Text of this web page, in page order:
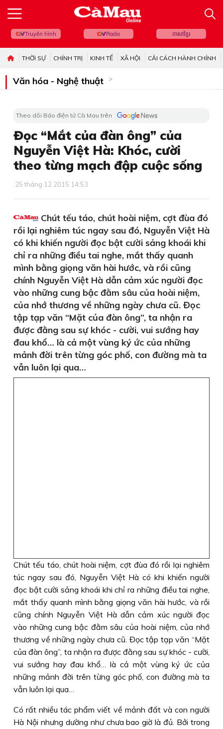
Truyền hình Radio ភាសាខ្មែរ
THỜI SỰ CHÍNH TRỊ KINH TẾ XÃ HỘI CẢI CÁCH HÀNH CHÍNH
Văn hóa - Nghệ thuật
Theo dõi Báo điện tử Cà Mau trên
Đọc “Mắt của đàn ông” của
Nguyễn Việt Hà: Khóc, cười
theo từng mạch đập cuộc sống
25 tháng 12 2015 14:53
Chút tếu táo, chút hoài niệm, cợt đùa đó
rồi lại nghiêm túc ngay sau đó, Nguyễn Việt Hà
có khi khiến người đọc bật cười sảng khoái khi
chỉ ra những điều tai nghe, mắt thấy quanh
mình bằng giọng văn hài hước, và rồi cũng
chính Nguyễn Việt Hà dẫn cảm xúc người đọc
vào những cung bậc đằm sâu của hoài niệm,
của nhớ thương về những ngày chưa cũ. Đọc
tập tạp văn “Mặt của đàn ông”, ta nhận ra
được đằng sau sự khóc - cười, vui sướng hay
đau khổ… là cả một vùng ký ức của những
mảnh đời trên từng góc phố, con đường mà ta
vẫn luôn lại qua…
Chút tếu táo, chút hoài niệm, cợt đùa đó rồi lại nghiêm
túc ngay sau đó, Nguyễn Việt Hà có khi khiến người
đọc bật cười sảng khoái khi chỉ ra những điều tai nghe,
mắt thấy quanh mình bằng giọng văn hài hước, và rồi
cũng chính Nguyễn Việt Hà dẫn cảm xúc người đọc
vào những cung bậc đằm sâu của hoài niệm, của nhớ
thương về những ngày chưa cũ. Đọc tập tạp văn “Mặt
của đàn ông”, ta nhận ra được đằng sau sự khóc - cười,
vui sướng hay đau khổ… là cả một vùng ký ức của
những mảnh đời trên từng góc phố, con đường mà ta
vẫn luôn lại qua…
Có rất nhiều tác phẩm viết về mảnh đất và con người
Hà Nội nhưng dường như chưa bao giờ là đủ. Bởi trong